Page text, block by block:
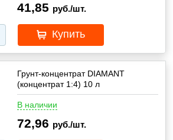
41,85 руб./шт.
Купить
Грунт-концентрат DIAMANT
(концентрат 1:4) 10 л
В наличии
72,96 руб./шт.